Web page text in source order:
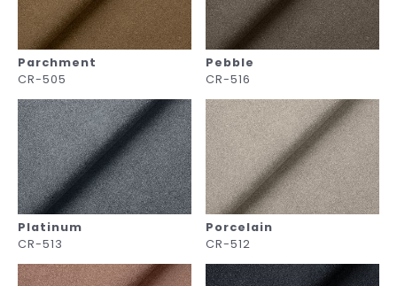
Parchment
CR-505
Pebble
CR-516
Platinum
CR-513
Porcelain
CR-512